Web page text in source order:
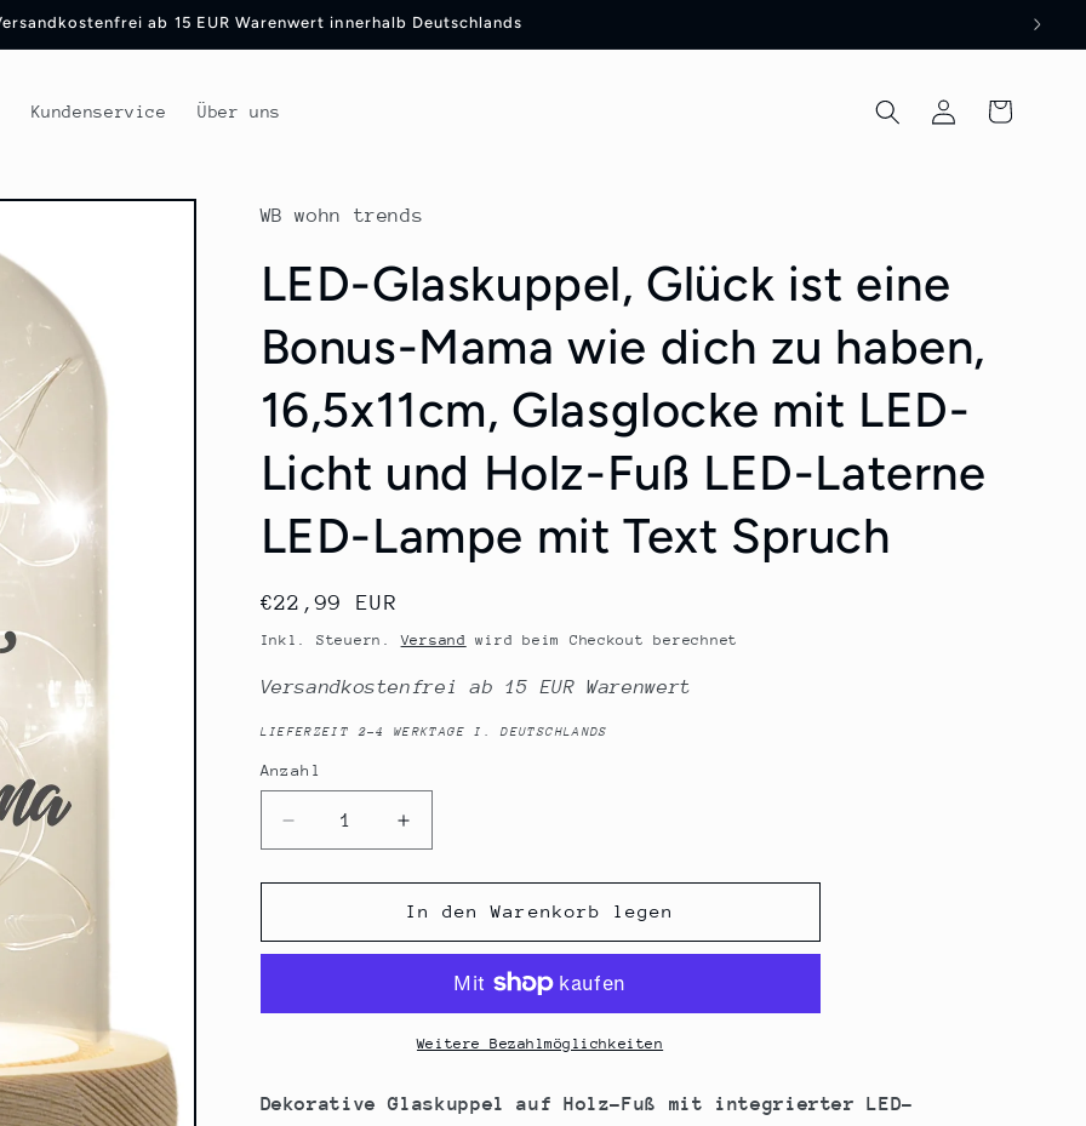
Versand mit DHL und Deutsche Post
Kundenservice Über uns EinloggenWarenkorb
WB wohn trends
LED-Glaskuppel, Glück ist eine
Bonus-Mama wie dich zu haben,
16,5x11cm, Glasglocke mit LED-
Licht und Holz-Fuß LED-Laterne
LED-Lampe mit Text Spruch
Normaler
Preis
€22,99 EUR
Inkl. Steuern.Versand wird beim Checkout berechnet
Versandkostenfrei ab 15 EUR Warenwert
LIEFERZEIT 2-4 WERKTAGE I. DEUTSCHLANDS
Anzahl
Anzahl
Verringere
die
Menge
LED-
ist
Mama
Erhöhe
die
Menge
für
LED-
Glück
ist
eine
Mama
In den Warenkorb legen
Weitere Bezahlmöglichkeiten
Dekorative Glaskuppel auf Holz-Fuß mit integrierter LED-